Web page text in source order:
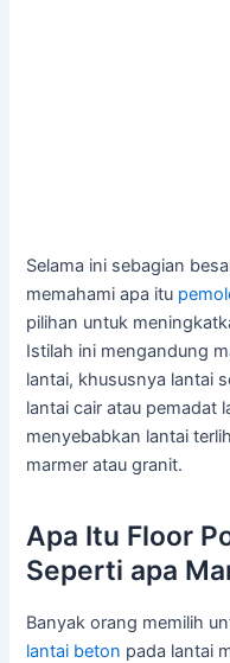
Selama ini sebagian
memahami apa itu
pilihan untuk
Istilah ini mengandung
lantai, khususnya lantai
lantai cair atau pemadat
menyebabkan lantai
marmer atau granit.
Apa Itu Floor
Seperti apa
Banyak orang memilih
lantai beton pada lantai